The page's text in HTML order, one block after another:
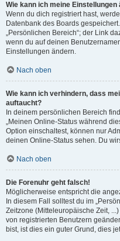
Wie kann ich meine Einstellungen
Wenn du dich registriert hast,
Datenbank des Boards
„Persönlichen Bereich“; der Link
wenn du auf deinen
Einstellungen ändern.
Nach oben
Wie kann ich verhindern, dass
auftaucht?
In deinem persönlichen Bereich
„Meinen Online-Status während
Option einschaltest, können nur
deinen Online-Status sehen. Du
Nach oben
Die Forenuhr geht falsch!
Möglicherweise entspricht die
In diesem Fall solltest du im
Zeitzone (Mitteleuropäische Zeit,
von registrierten Benutzern
bist, ist dies ein guter Grund, dies